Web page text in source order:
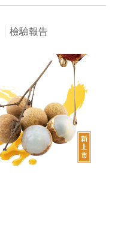
檢驗報告